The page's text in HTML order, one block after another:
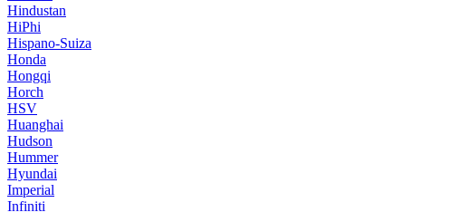
Hindustan
HiPhi
Hispano-Suiza
Honda
Hongqi
Horch
HSV
Huanghai
Hudson
Hummer
Hyundai
Imperial
Infiniti